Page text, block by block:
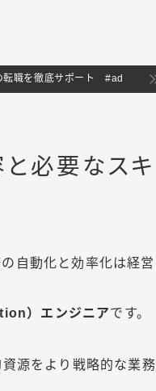
転職を徹底サポート #ad
必要なスキ
自動化と効率化は経営
）エンジニアです。
源をより戦略的な業務